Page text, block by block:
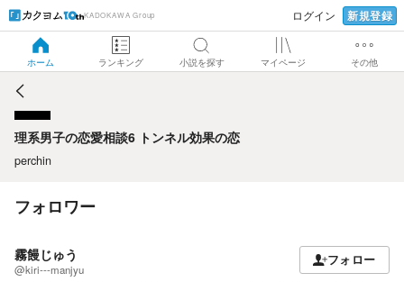
KADOKAWA Group ログイン 新規登録
ホーム ランキング 小説を探す マイページ その他
理系男子の恋愛相談6 トンネル効果の恋
理系男子の恋愛相談6 トンネル効果の恋
perchin
フォロワー
霧饅じゅう
@kiri---manjyu
フォロー